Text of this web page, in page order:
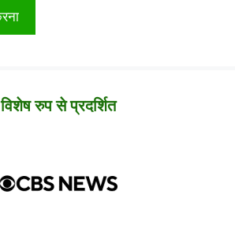
विशेष रुप से प्रदर्शित